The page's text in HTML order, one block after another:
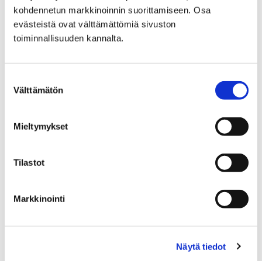
kohdennetun markkinoinnin suorittamiseen. Osa
evästeistä ovat välttämättömiä sivuston
toiminnallisuuden kannalta.
valinta
Välttämätön
Mieltymykset
Tilastot
Markkinointi
Näytä tiedot
Etusivu Kaupunki ja hallinto
Ota yhteyttä
Sähköinen asiointi ja lomakkeet
Sosiaali- ja terveyspalveluiden sähköiset
Kuljetuspalvelu: lääkärintodistus
lääkärintodistus
Voit siirtyä kuljetuspalvelun
linkistä.